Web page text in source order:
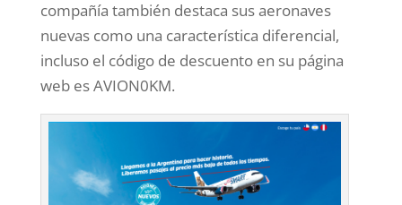
compañía también destaca sus aeronaves
nuevas como una característica diferencial,
incluso el código de descuento en su página
web es AVION0KM.